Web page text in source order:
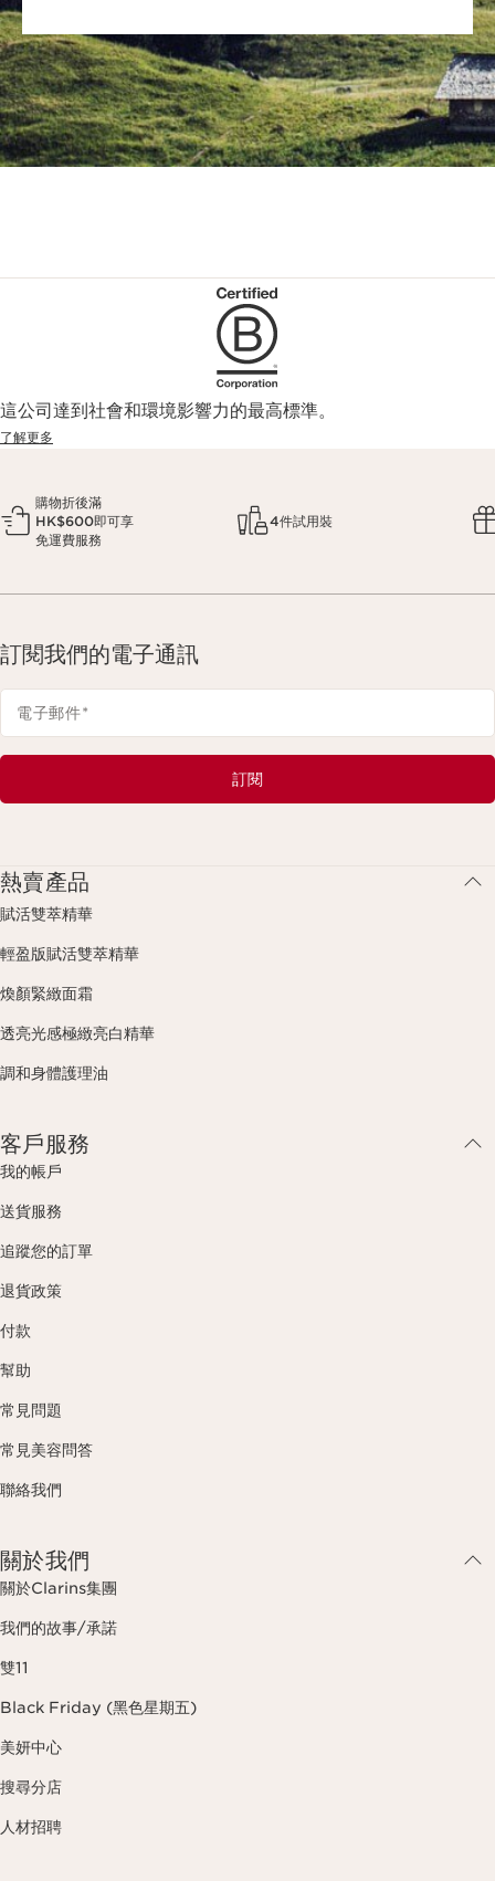
這公司達到社會和環境影響力的最高標準。
了解更多
購物折後滿
HK$600即可享
免運費服務
4件試用裝
訂閱我們的電子通訊
電子郵件*
訂閱
熱賣產品
賦活雙萃精華
輕盈版賦活雙萃精華
煥顏緊緻面霜
透亮光感極緻亮白精華
調和身體護理油
客戶服務
我的帳戶
送貨服務
追蹤您的訂單
退貨政策
付款
幫助
常見問題
常見美容問答
聯絡我們
關於我們
關於Clarins集團
我們的故事/承諾
雙11
Black Friday (黑色星期五)
美妍中心
搜尋分店
人材招聘